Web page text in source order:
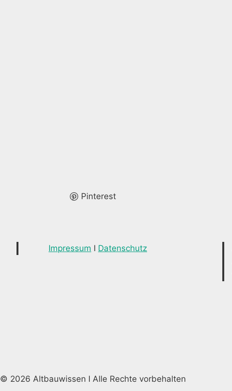
Pinterest
Impressum I Datenschutz
© 2026 Altbauwissen I Alle Rechte vorbehalten